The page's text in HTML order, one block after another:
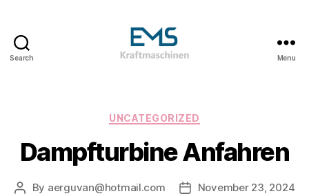
Search
&
Anlagen
&
Menu
Categories
UNCATEGORIZED
Dampfturbine Anfahren
Post
By aerguvan@hotmail.com
PostNovember 23, 2024